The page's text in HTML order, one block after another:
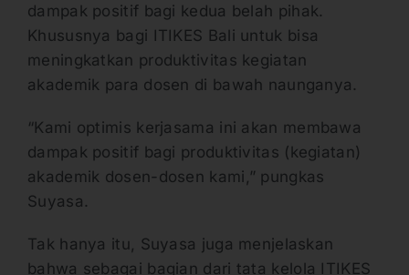
dampak positif bagi kedua belah pihak.
Khususnya bagi ITIKES Bali untuk bisa
meningkatkan produktivitas kegiatan
akademik para dosen di bawah naunganya.
“Kami optimis kerjasama ini akan membawa
dampak positif bagi produktivitas (kegiatan)
akademik dosen-dosen kami,” pungkas
Suyasa.
Tak hanya itu, Suyasa juga menjelaskan
bahwa sebagai bagian dari tata kelola ITIKES